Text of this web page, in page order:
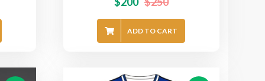
ADD TO CART